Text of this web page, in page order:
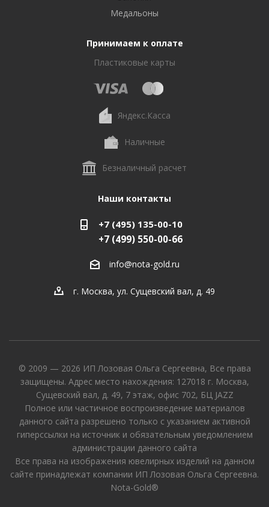
Медальоны
Принимаем к оплате
Пластиковые карты
Яндекс.Касса
Наличные
Безналичный расчет
Наши контакты
+7 (495) 135-00-10
+7 (499) 550-00-66
info@nota-gold.ru
г. Москва, ул. Сущевский вал, д. 49
© 2009 — 2026 ИП Лозовая Ольга Сергеевна, Все права
защищены. Адрес место нахождения: 127018 г. Москва,
Сущевский вал, д. 49, 7 этаж, офис 702, БЦ JAZZ
Полное или частичное воспроизведение материалов
данного сайта разрешено только с указанием активной
гиперссылки на источник и обязательным уведомлением
администрации данного сайта
Все права на изображения ювелирных изделий на данном
сайте принадлежат компании ИП Лозовая Ольга Сергеевна.
Nota-Gold®